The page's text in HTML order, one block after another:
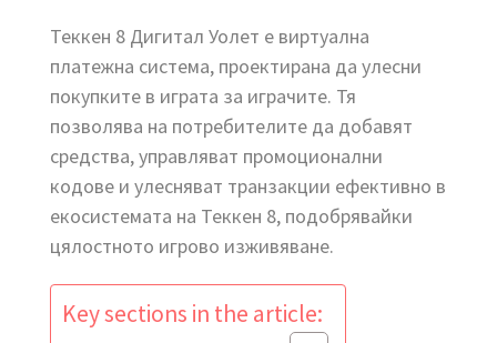
Теккен 8 Дигитал Уолет е виртуална
платежна система, проектирана да улесни
покупките в играта за играчите. Тя
позволява на потребителите да добавят
средства, управляват промоционални
кодове и улесняват транзакции ефективно в
екосистемата на Теккен 8, подобрявайки
цялостното игрово изживяване.
Key sections in the article: